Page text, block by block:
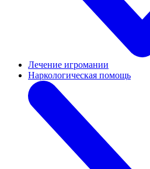
Лечение игромании
Наркологическая помощь